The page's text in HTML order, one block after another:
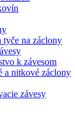
tyče na záclony
k závesom
a nitkové záclony
závesy